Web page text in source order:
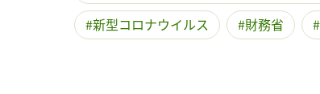
新型コロナウイルス
財務省